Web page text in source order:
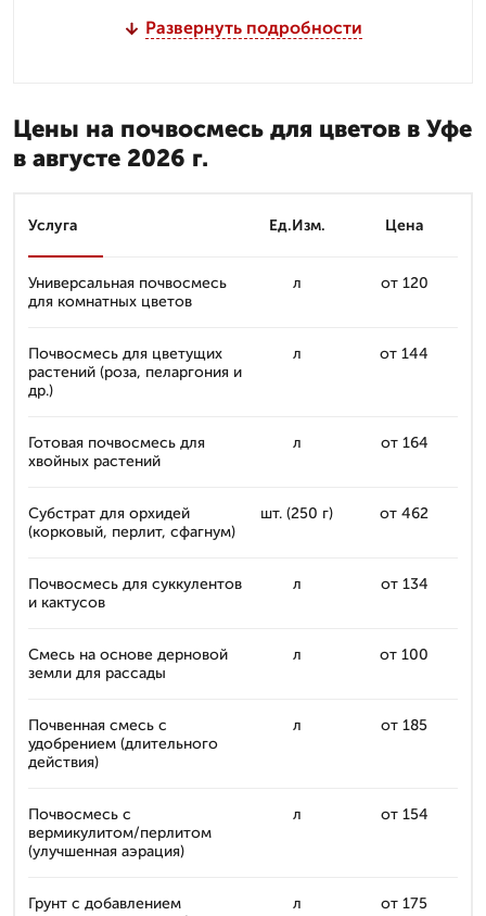
Развернуть подробности
Цены на почвосмесь для цветов в Уфе
в августе 2026 г.
Услуга Ед.Изм. Цена
Универсальная почвосмесь
для комнатных цветов
л от 120
Почвосмесь для цветущих
растений (роза, пеларгония и
др.)
л от 144
Готовая почвосмесь для
хвойных растений
л от 164
Субстрат для орхидей
(корковый, перлит, сфагнум)
шт. (250 г) от 462
Почвосмесь для суккулентов
и кактусов
л от 134
Смесь на основе дерновой
земли для рассады
л от 100
Почвенная смесь с
удобрением (длительного
действия)
л от 185
Почвосмесь с
вермикулитом/перлитом
(улучшенная аэрация)
л от 154
Грунт с добавлением
л от 175